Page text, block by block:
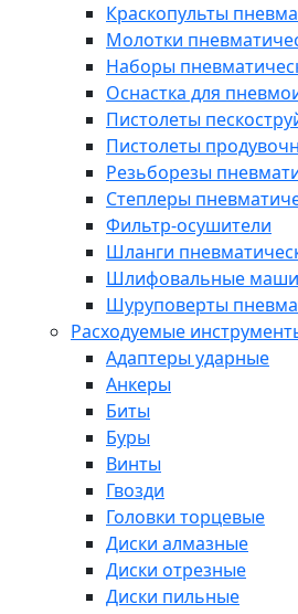
Краскопульты
Молотки
Наборы
Оснастка для
Пистолеты
Пистолеты
Резьборезы
Степлеры
Фильтр-осушители
Шланги
Шлифовальные
Шуруповерты
Расходуемые
Адаптеры ударные
Анкеры
Биты
Буры
Винты
Гвозди
Головки торцевые
Диски алмазные
Диски отрезные
Диски пильные